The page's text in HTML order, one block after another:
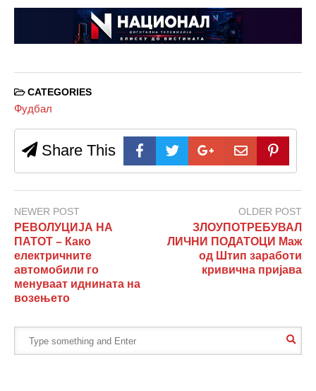
CATEGORIES
Фудбал
Share This
NEWER POST
РЕВОЛУЦИЈА НА
ПАТОТ – Како
електричните
автомобили го
менуваат иднината на
возењето
OLDER POST
ЗЛОУПОТРЕБУВАЛ
ЛИЧНИ ПОДАТОЦИ Маж
од Штип заработи
кривична пријава